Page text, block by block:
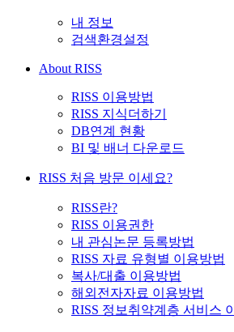
내 정보
검색환경설정
About RISS
RISS 이용방법
RISS 지식더하기
DB연계 현황
BI 및 배너 다운로드
RISS 처음 방문 이세요?
RISS란?
RISS 이용권한
내 관심논문 등록방법
RISS 자료 유형별 이용방법
복사/대출 이용방법
해외전자자료 이용방법
RISS 정보취약계층 서비스